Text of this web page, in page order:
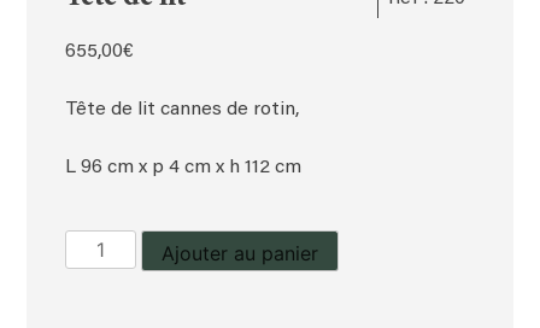
655,00€
Tête de lit cannes de rotin,
L 96 cm x p 4 cm x h 112 cm
quantité
de
Ajouter au panier